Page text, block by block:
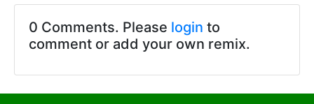
0 Comments. Please login to
comment or add your own remix.